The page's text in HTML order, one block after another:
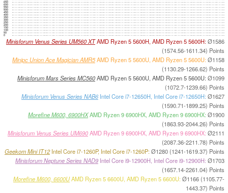
0
50
100
150
200
250
300
350
400
450
500
550
600
650
Minisforum Venus Series UM560 XTAMD Ryzen 5 5600H, AMD Ryzen 5 5600H:Ø1586
(1574.56-1611.34) Points
Minipc Union Ace Magician AMR5AMD Ryzen 5 5600U, AMD Ryzen 5 5600U:Ø1158
(1130.29-1266.62) Points
Minisforum Mars Series MC560AMD Ryzen 5 5600U, AMD Ryzen 5 5600U: Ø1099
(1072.7-1239.66) Points
Minisforum Venus Series NAB6Intel Core i7-12650H, Intel Core i7-12650H: Ø1627
(1590.71-1899.25) Points
Morefine M600, 6900HXAMD Ryzen 9 6900HX, AMD Ryzen 9 6900HX: Ø1900
(1863.93-2044.26) Points
Minisforum Venus Series UM690AMD Ryzen 9 6900HX, AMD Ryzen 9 6900HX: Ø2111
(2087.36-2211.78) Points
Geekom Mini IT12Intel Core i7-1260P, Intel Core i7-1260P:Ø1280 (1241-1619.37) Points
Minisforum Neptune Series NAD9 Intel Core i9-12900H, Intel Core i9-12900H: Ø1703
(1657.14-2261.04) Points
Morefine M600, 6600UAMD Ryzen 5 6600U, AMD Ryzen 5 6600U:Ø1166 (1105.77-
1443.37) Points